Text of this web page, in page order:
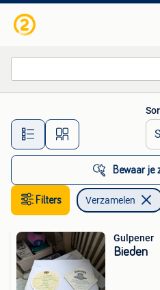
Alle
Bewaar je
Filters Verzamelen
Gulpener
Bieden